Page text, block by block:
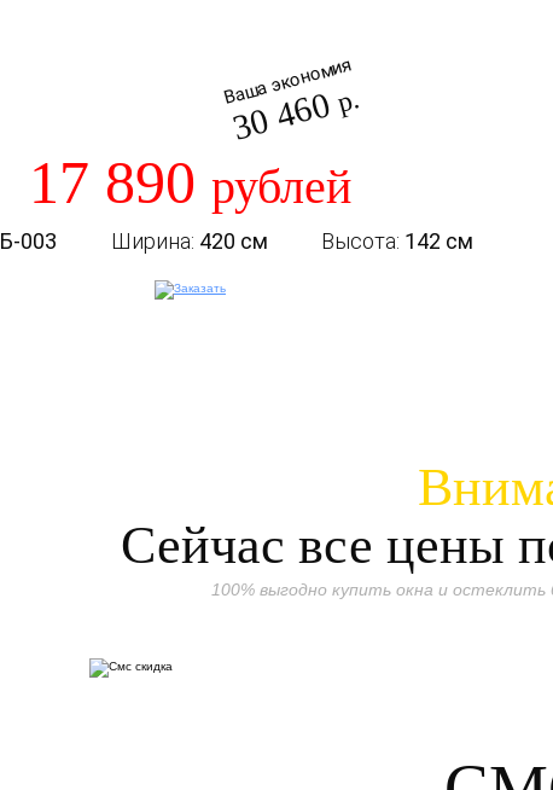
Ваша экономия
30 460р.
17 890 рублей
Б-003 Ширина: 420 см Высота: 142 см
Сейчас все цены
100% выгодно купить окна и